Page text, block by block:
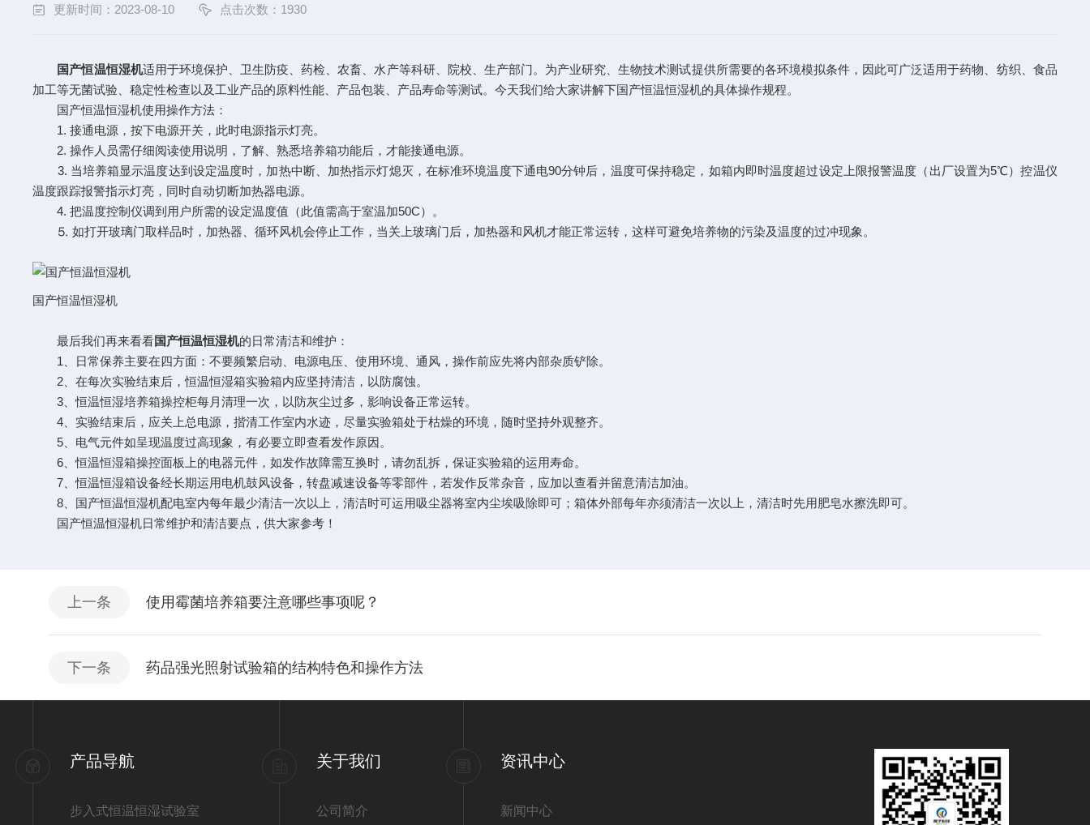
更新时间：2023-08-10 点击次数：1930
国产恒温恒湿机适用于环境保护、卫生防疫、药检、农畜、水产等科研、院校、生产部门。为产业研究、生物技术测试提供所需要的各环境模拟条件，因此可广泛适用于药物、纺织、食品
加工等无菌试验、稳定性检查以及工业产品的原料性能、产品包装、产品寿命等测试。今天我们给大家讲解下国产恒温恒湿机的具体操作规程。
国产恒温恒湿机使用操作方法：
1. 接通电源，按下电源开关，此时电源指示灯亮。
2. 操作人员需仔细阅读使用说明，了解、熟悉培养箱功能后，才能接通电源。
3. 当培养箱显示温度达到设定温度时，加热中断、加热指示灯熄灭，在标准环境温度下通电90分钟后，温度可保持稳定，如箱内即时温度超过设定上限报警温度（出厂设置为5℃）控温仪
温度跟踪报警指示灯亮，同时自动切断加热器电源。
4. 把温度控制仪调到用户所需的设定温度值（此值需高于室温加50C）。
⒌ 如打开玻璃门取样品时，加热器、循环风机会停止工作，当关上玻璃门后，加热器和风机才能正常运转，这样可避免培养物的污染及温度的过冲现象。
国产恒温恒湿机
最后我们再来看看国产恒温恒湿机的日常清洁和维护：
1、日常保养主要在四方面：不要频繁启动、电源电压、使用环境、通风，操作前应先将内部杂质铲除。
2、在每次实验结束后，恒温恒湿箱实验箱内应坚持清洁，以防腐蚀。
3、恒温恒湿培养箱操控柜每月清理一次，以防灰尘过多，影响设备正常运转。
4、实验结束后，应关上总电源，揩清工作室内水迹，尽量实验箱处于枯燥的环境，随时坚持外观整齐。
5、电气元件如呈现温度过高现象，有必要立即查看发作原因。
6、恒温恒湿箱操控面板上的电器元件，如发作故障需互换时，请勿乱拆，保证实验箱的运用寿命。
7、恒温恒湿箱设备经长期运用电机鼓风设备，转盘减速设备等零部件，若发作反常杂音，应加以查看并留意清洁加油。
8、国产恒温恒湿机配电室内每年最少清洁一次以上，清洁时可运用吸尘器将室内尘埃吸除即可；箱体外部每年亦须清洁一次以上，清洁时先用肥皂水擦洗即可。
国产恒温恒湿机日常维护和清洁要点，供大家参考！
上一条 使用霉菌培养箱要注意哪些事项呢？
下一条 药品强光照射试验箱的结构特色和操作方法
产品导航
步入式恒温恒湿试验室
关于我们
公司简介
资讯中心
新闻中心